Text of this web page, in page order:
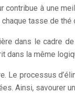
contribue à une
tasse de
dans le cadre
dans la même
Le processus
Ainsi, savourer